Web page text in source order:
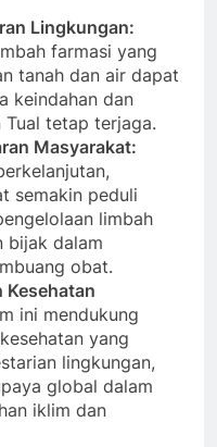
Lingkungan:
farmasi yang
tanah dan air dapat
keindahan dan
Tual tetap terjaga.
Masyarakat:
semakin peduli
limbah
bijak dalam
obat.
Kesehatan
ini mendukung
yang
lingkungan,
global dalam
iklim dan